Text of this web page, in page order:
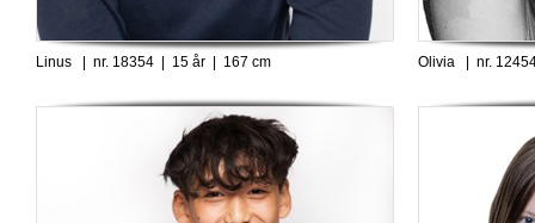
Linus | nr. 18354 | 15 år | 167 cm Olivia | nr.